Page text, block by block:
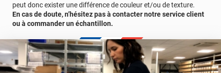
peut donc exister une différence de couleur et/ou de texture.
En cas de doute, n’hésitez pas à contacter notre service client
ou à commander un échantillon.